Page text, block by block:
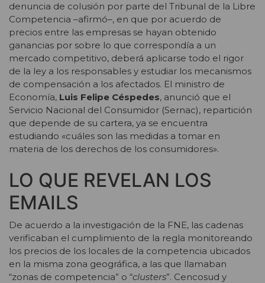
denuncia de colusión por parte del Tribunal de la Libre
Competencia –afirmó–, en que por acuerdo de
precios entre las empresas se hayan obtenido
ganancias por sobre lo que correspondía a un
mercado competitivo, deberá aplicarse todo el rigor
de la ley a los responsables y estudiar los mecanismos
de compensación a los afectados. El ministro de
Economía, Luis Felipe Céspedes, anunció que el
Servicio Nacional del Consumidor (Sernac), repartición
que depende de su cartera, ya se encuentra
estudiando «cuáles son las medidas a tomar en
materia de los derechos de los consumidores».
LO QUE REVELAN LOS
EMAILS
De acuerdo a la investigación de la FNE, las cadenas
verificaban el cumplimiento de la regla monitoreando
los precios de los locales de la competencia ubicados
en la misma zona geográfica, a las que llamaban
“zonas de competencia” o “clusters”. Cencosud y